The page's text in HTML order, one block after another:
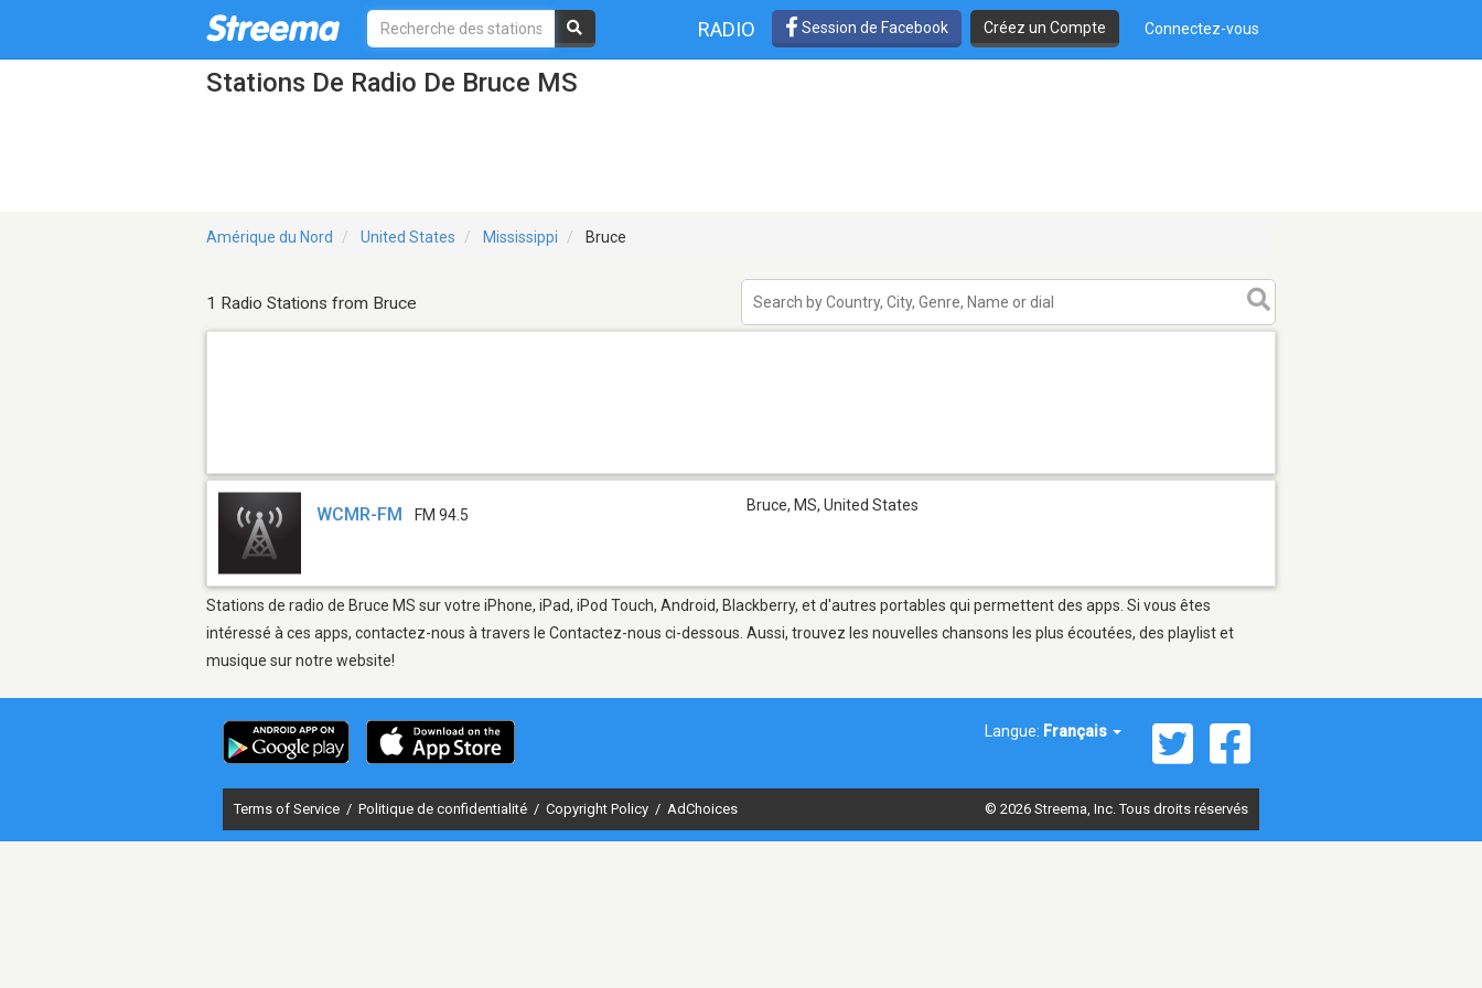
RADIO Session de Facebook Créez un Compte Connectez-vous
Stations De Radio De Bruce MS
Amérique du Nord United States Mississippi Bruce
1 Radio Stations from Bruce
WCMR-FM FM 94.5
Bruce, MS, United States
Stations de radio de Bruce MS sur votre iPhone, iPad, iPod Touch, Android, Blackberry, et d'autres portables qui permettent des apps. Si vous êtes
intéressé à ces apps, contactez-nous à travers le Contactez-nous ci-dessous. Aussi, trouvez les nouvelles chansons les plus écoutées, des playlist et
musique sur notre website!
Langue: Français
Terms of Service / Politique de confidentialité / Copyright Policy / AdChoices © 2026 Streema, Inc. Tous droits réservés